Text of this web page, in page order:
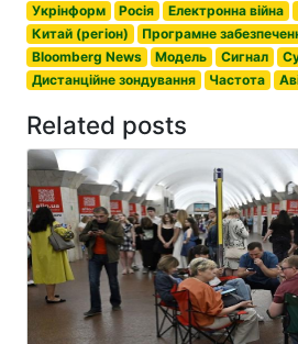
Укрінформ Росія Електронна війна
Китай (регіон)
Програмне
Bloomberg News
Модель Сигнал
Дистанційне зондування
Частота
Related posts